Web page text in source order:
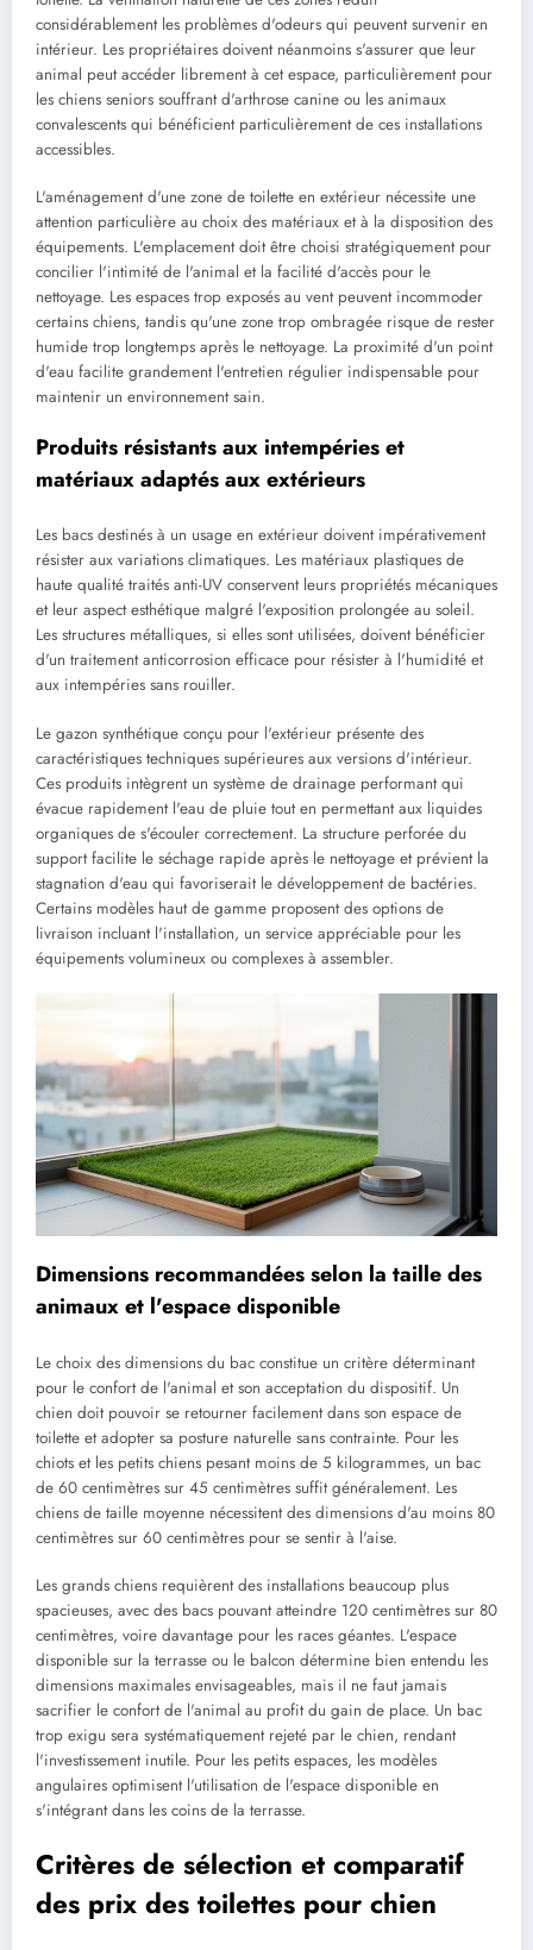
considérablement les problèmes d'odeurs qui peuvent survenir en
intérieur. Les propriétaires doivent néanmoins s'assurer que leur
animal peut accéder librement à cet espace, particulièrement pour
les chiens seniors souffrant d'arthrose canine ou les animaux
convalescents qui bénéficient particulièrement de ces installations
accessibles.
L'aménagement d'une zone de toilette en extérieur nécessite une
attention particulière au choix des matériaux et à la disposition des
équipements. L'emplacement doit être choisi stratégiquement pour
concilier l'intimité de l'animal et la facilité d'accès pour le
nettoyage. Les espaces trop exposés au vent peuvent incommoder
certains chiens, tandis qu'une zone trop ombragée risque de rester
humide trop longtemps après le nettoyage. La proximité d'un point
d'eau facilite grandement l'entretien régulier indispensable pour
maintenir un environnement sain.
Produits résistants aux intempéries et
matériaux adaptés aux extérieurs
Les bacs destinés à un usage en extérieur doivent impérativement
résister aux variations climatiques. Les matériaux plastiques de
haute qualité traités anti-UV conservent leurs propriétés mécaniques
et leur aspect esthétique malgré l'exposition prolongée au soleil.
Les structures métalliques, si elles sont utilisées, doivent bénéficier
d'un traitement anticorrosion efficace pour résister à l'humidité et
aux intempéries sans rouiller.
Le gazon synthétique conçu pour l'extérieur présente des
caractéristiques techniques supérieures aux versions d'intérieur.
Ces produits intègrent un système de drainage performant qui
évacue rapidement l'eau de pluie tout en permettant aux liquides
organiques de s'écouler correctement. La structure perforée du
support facilite le séchage rapide après le nettoyage et prévient la
stagnation d'eau qui favoriserait le développement de bactéries.
Certains modèles haut de gamme proposent des options de
livraison incluant l'installation, un service appréciable pour les
équipements volumineux ou complexes à assembler.
Dimensions recommandées selon la taille des
animaux et l'espace disponible
Le choix des dimensions du bac constitue un critère déterminant
pour le confort de l'animal et son acceptation du dispositif. Un
chien doit pouvoir se retourner facilement dans son espace de
toilette et adopter sa posture naturelle sans contrainte. Pour les
chiots et les petits chiens pesant moins de 5 kilogrammes, un bac
de 60 centimètres sur 45 centimètres suffit généralement. Les
chiens de taille moyenne nécessitent des dimensions d'au moins 80
centimètres sur 60 centimètres pour se sentir à l'aise.
Les grands chiens requièrent des installations beaucoup plus
spacieuses, avec des bacs pouvant atteindre 120 centimètres sur 80
centimètres, voire davantage pour les races géantes. L'espace
disponible sur la terrasse ou le balcon détermine bien entendu les
dimensions maximales envisageables, mais il ne faut jamais
sacrifier le confort de l'animal au profit du gain de place. Un bac
trop exigu sera systématiquement rejeté par le chien, rendant
l'investissement inutile. Pour les petits espaces, les modèles
angulaires optimisent l'utilisation de l'espace disponible en
s'intégrant dans les coins de la terrasse.
Critères de sélection et comparatif
des prix des toilettes pour chien